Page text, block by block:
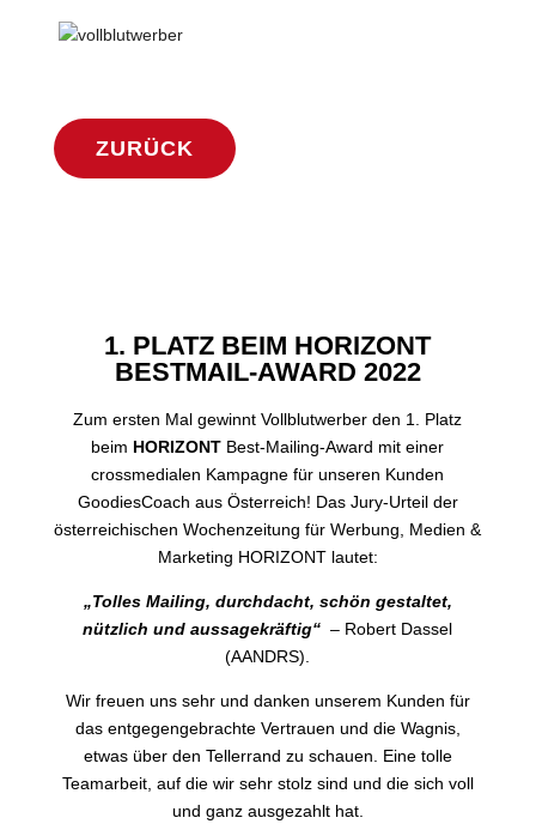
ZURÜCK
1. PLATZ BEIM HORIZONT
BESTMAIL-AWARD 2022
Zum ersten Mal gewinnt Vollblutwerber den 1. Platz
beim HORIZONT Best-Mailing-Award mit einer
crossmedialen Kampagne für unseren Kunden
GoodiesCoach aus Österreich! Das Jury-Urteil der
österreichischen Wochenzeitung für Werbung, Medien &
Marketing HORIZONT lautet:
„Tolles Mailing, durchdacht, schön gestaltet,
nützlich und aussagekräftig“ – Robert Dassel
(AANDRS).
Wir freuen uns sehr und danken unserem Kunden für
das entgegengebrachte Vertrauen und die Wagnis,
etwas über den Tellerrand zu schauen. Eine tolle
Teamarbeit, auf die wir sehr stolz sind und die sich voll
und ganz ausgezahlt hat.